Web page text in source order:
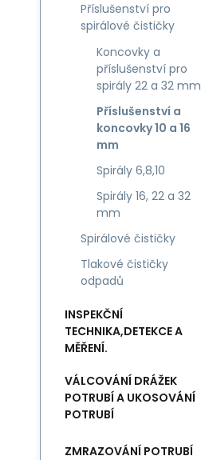
Příslušenství pro
spirálové čističky
Koncovky a
příslušenství pro
spirály 22 a 32 mm
Příslušenství a
koncovky 10 a 16
mm
Spirály 6,8,10
Spirály 16, 22 a 32
mm
Spirálové čističky
Tlakové čističky
odpadů
INSPEKČNÍ
TECHNIKA,DETEKCE A
MĚŘENÍ.
VÁLCOVÁNÍ DRÁŽEK
POTRUBÍ A UKOSOVÁNÍ
POTRUBÍ
ZMRAZOVÁNÍ POTRUBÍ